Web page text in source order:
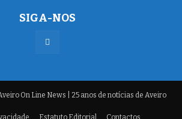
SIGA-NOS
On Line News | 25 anos de notícias de Aveiro